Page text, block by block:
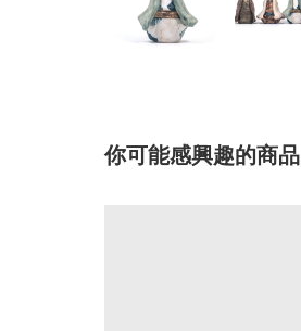
你可能感興趣的商品